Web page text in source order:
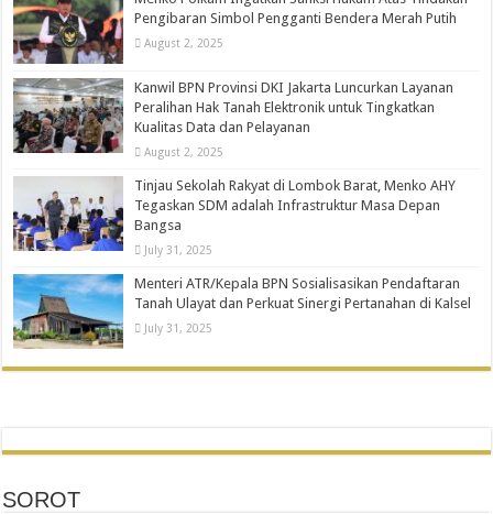
Pengibaran Simbol Pengganti Bendera Merah Putih
August 2, 2025
Kanwil BPN Provinsi DKI Jakarta Luncurkan Layanan
Peralihan Hak Tanah Elektronik untuk Tingkatkan
Kualitas Data dan Pelayanan
August 2, 2025
Tinjau Sekolah Rakyat di Lombok Barat, Menko AHY
Tegaskan SDM adalah Infrastruktur Masa Depan
Bangsa
July 31, 2025
Menteri ATR/Kepala BPN Sosialisasikan Pendaftaran
Tanah Ulayat dan Perkuat Sinergi Pertanahan di Kalsel
July 31, 2025
SOROT